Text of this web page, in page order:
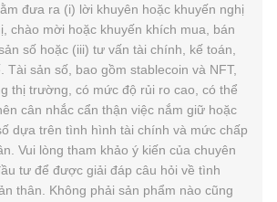
đưa ra (i) lời khuyên hoặc khuyến nghị
chào mời hoặc khuyến khích mua, bán
số hoặc (iii) tư vấn tài chính, kế toán,
Tài sản số, bao gồm stablecoin và NFT,
thị trường, có mức độ rủi ro cao, có thể
cân nhắc cẩn thận việc nắm giữ hoặc
dựa trên tình hình tài chính và mức chấp
Vui lòng tham khảo ý kiến của chuyên
tư để được giải đáp câu hỏi về tình
thân. Không phải sản phẩm nào cũng